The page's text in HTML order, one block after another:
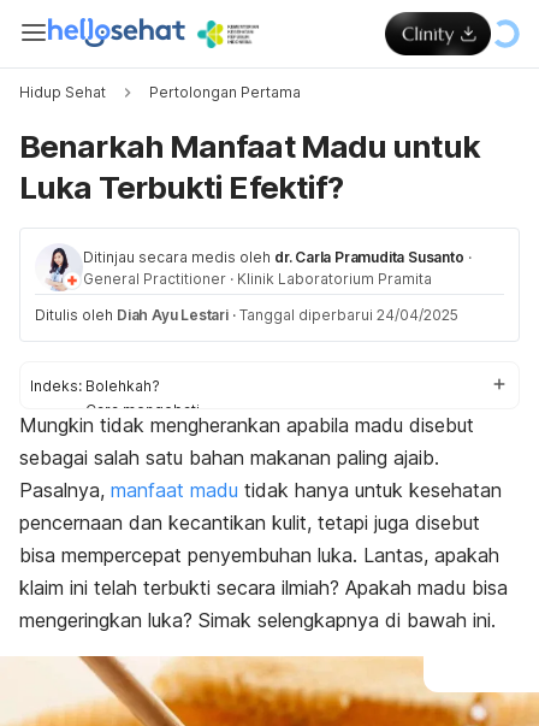
Hidup Sehat Pertolongan Pertama
Benarkah Manfaat Madu untuk
Luka Terbukti Efektif?
Ditinjau secara medis oleh dr. Carla Pramudita Susanto ·
General Practitioner · Klinik Laboratorium Pramita
Ditulis oleh Diah Ayu Lestari · Tanggal diperbarui 24/04/2025
Indeks: Bolehkah?
Cara mengobati
Manfaat
Mungkin tidak mengherankan apabila madu disebut
sebagai salah satu bahan makanan paling ajaib.
Pasalnya, manfaat madu tidak hanya untuk kesehatan
pencernaan dan kecantikan kulit, tetapi juga disebut
bisa mempercepat penyembuhan luka. Lantas, apakah
klaim ini telah terbukti secara ilmiah? Apakah madu bisa
mengeringkan luka? Simak selengkapnya di bawah ini.